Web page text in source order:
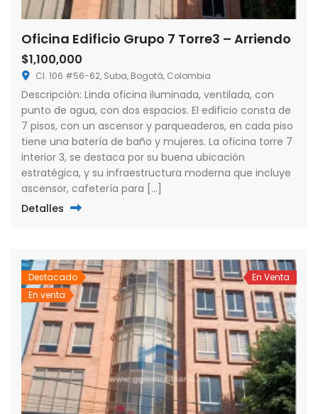
Oficina Edificio Grupo 7 Torre3 – Arriendo
$1,100,000
Cl. 106 #56-62, Suba, Bogotá, Colombia
Descripción: Linda oficina iluminada, ventilada, con
punto de agua, con dos espacios. El edificio consta de
7 pisos, con un ascensor y parqueaderos, en cada piso
tiene una batería de baño y mujeres. La oficina torre 7
interior 3, se destaca por su buena ubicación
estratégica, y su infraestructura moderna que incluye
ascensor, cafetería para […]
Detalles
Destacado
En venta
En Venta